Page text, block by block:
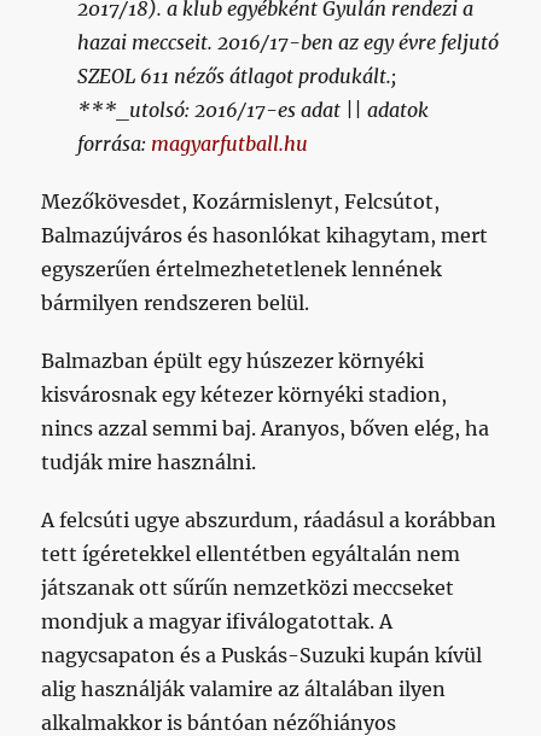
2017/18). a klub egyébként Gyulán rendezi a
hazai meccseit. 2016/17-ben az egy évre feljutó
SZEOL 611 nézős átlagot produkált.;
***_utolsó: 2016/17-es adat || adatok
forrása: magyarfutball.hu
Mezőkövesdet, Kozármislenyt, Felcsútot,
Balmazújváros és hasonlókat kihagytam, mert
egyszerűen értelmezhetetlenek lennének
bármilyen rendszeren belül.
Balmazban épült egy húszezer környéki
kisvárosnak egy kétezer környéki stadion,
nincs azzal semmi baj. Aranyos, bőven elég, ha
tudják mire használni.
A felcsúti ugye abszurdum, ráadásul a korábban
tett ígéretekkel ellentétben egyáltalán nem
játszanak ott sűrűn nemzetközi meccseket
mondjuk a magyar ifiválogatottak. A
nagycsapaton és a Puskás-Suzuki kupán kívül
alig használják valamire az általában ilyen
alkalmakkor is bántóan nézőhiányos